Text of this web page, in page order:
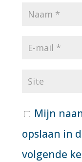
Mijn
opslaan in
volgende